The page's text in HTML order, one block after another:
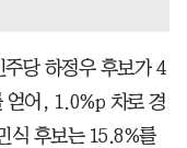
당 하정우 후보가 4
얻어, 1.0%p 차로 경
식 후보는 15.8%를